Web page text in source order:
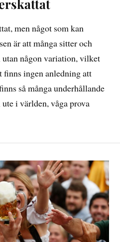
men något som kan
är att många sitter och
utan någon variation, vilket
finns ingen anledning att
så många underhållande
i världen, våga prova